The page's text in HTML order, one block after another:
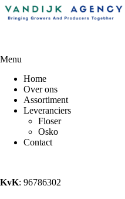
Menu
Home
Over ons
Assortiment
Leveranciers
Floser
Osko
Contact
KvK: 96786302